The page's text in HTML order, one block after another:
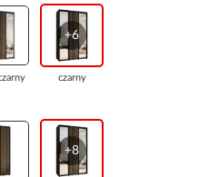
+6
czarny
+8